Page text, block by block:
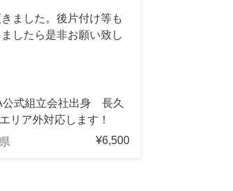
ました。後片付け等も
したら是非お願い致し
公式組立会社出身 長久
リア外対応します！
¥6,500